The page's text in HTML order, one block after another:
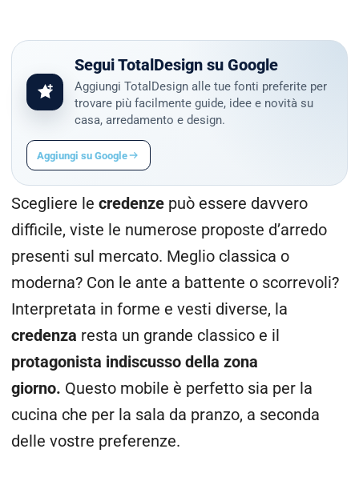
Segui TotalDesign su Google
Aggiungi TotalDesign alle tue fonti preferite per
trovare più facilmente guide, idee e novità su
casa, arredamento e design.
Aggiungi su Google
Scegliere le credenze può essere davvero
difficile, viste le numerose proposte d’arredo
presenti sul mercato. Meglio classica o
moderna? Con le ante a battente o scorrevoli?
Interpretata in forme e vesti diverse, la
credenza resta un grande classico e il
protagonista indiscusso della zona
giorno. Questo mobile è perfetto sia per la
cucina che per la sala da pranzo, a seconda
delle vostre preferenze.